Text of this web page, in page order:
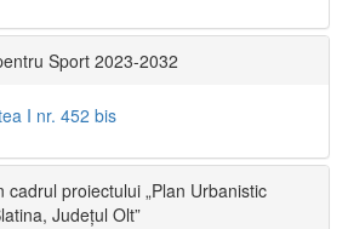
Sport 2023-2032
I nr. 452 bis
proiectului „Plan Urbanistic
Județul Olt”